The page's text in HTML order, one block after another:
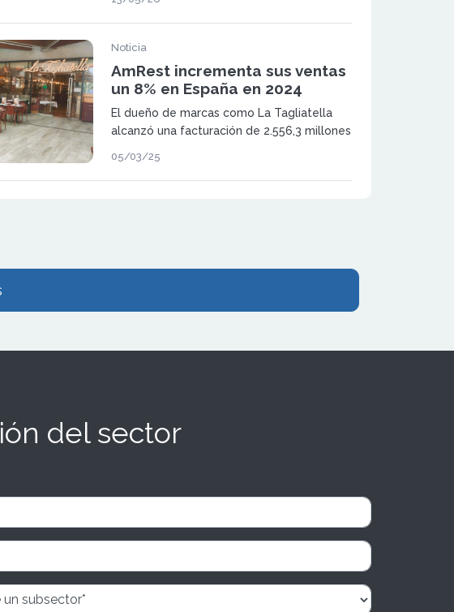
con un crecimiento del 9,3% y unas ventas
que alcanzan los 588,7 millones de euros.
Noticia
AmRest incrementa sus ventas
un 8% en España en 2024
El dueño de marcas como La Tagliatella
alcanzó una facturación de 2.556,3 millones
español pasó a ser un 8%, con 365 millones
de euros
05/03/25
del sector